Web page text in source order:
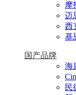
摩
迈
西
基
国产品牌
海
民